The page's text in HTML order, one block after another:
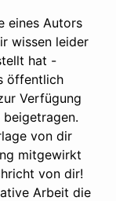
eines Autors
wissen leider
hat -
öffentlich
Verfügung
von dir
mitgewirkt
von dir!
Arbeit die